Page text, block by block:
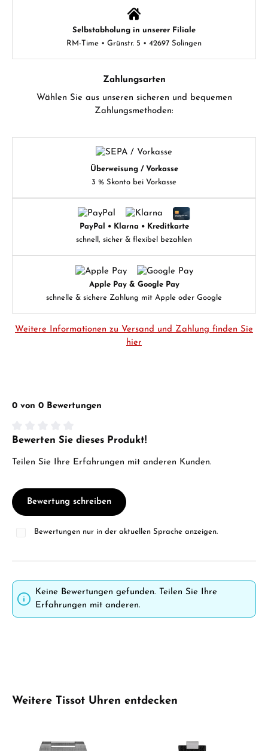
Selbstabholung in unserer Filiale
RM-Time • Grünstr. 5 • 42697 Solingen
Zahlungsarten
Wählen Sie aus unseren sicheren und bequemen
Zahlungsmethoden:
Überweisung / Vorkasse
3 % Skonto bei Vorkasse
PayPal • Klarna • Kreditkarte
schnell, sicher & flexibel bezahlen
Apple Pay & Google Pay
schnelle & sichere Zahlung mit Apple oder Google
Weitere Informationen zu Versand und Zahlung finden Sie
hier
0 von 0 Bewertungen
Durchschnittliche Bewertung von 0 von 5 Sternen
Bewerten Sie dieses Produkt!
Teilen Sie Ihre Erfahrungen mit anderen Kunden.
Bewertung schreiben
Bewertungen nur in der aktuellen Sprache anzeigen.
Keine Bewertungen gefunden. Teilen Sie Ihre
Erfahrungen mit anderen.
Produktgalerie überspringen
Weitere Tissot Uhren entdecken